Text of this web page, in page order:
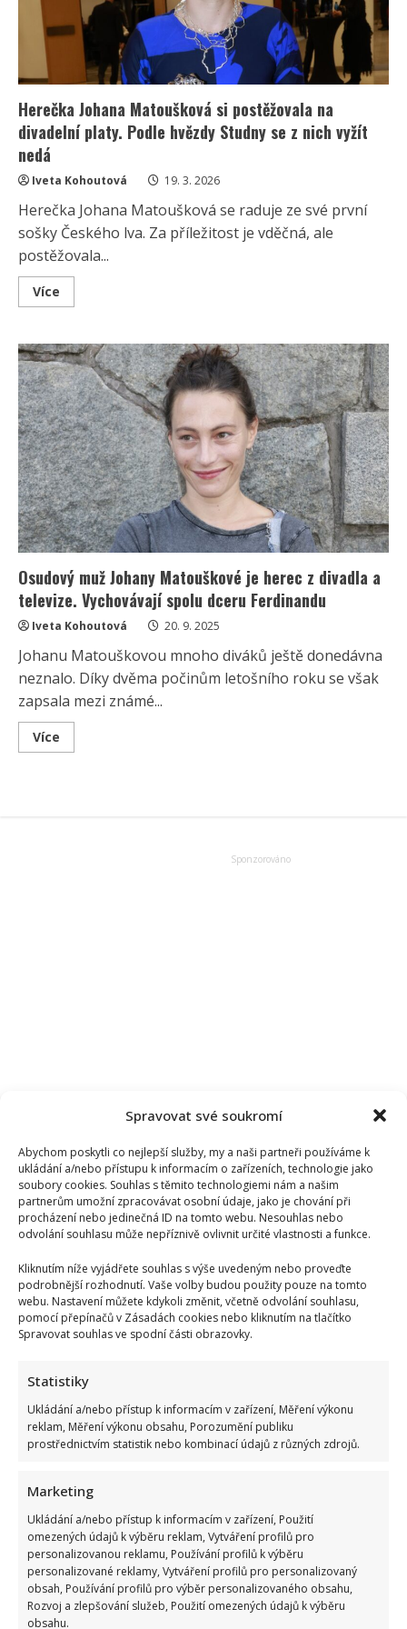
Spravovat své soukromí
Abychom poskytli co nejlepší služby, my a naši partneři používáme k
ukládání a/nebo přístupu k informacím o zařízeních, technologie jako
soubory cookies. Souhlas s těmito technologiemi nám a našim
partnerům umožní zpracovávat osobní údaje, jako je chování při
procházení nebo jedinečná ID na tomto webu. Nesouhlas nebo
odvolání souhlasu může nepříznivě ovlivnit určité vlastnosti a funkce.
Kliknutím níže vyjádřete souhlas s výše uvedeným nebo proveďte
podrobnější rozhodnutí. Vaše volby budou použity pouze na tomto
webu. Nastavení můžete kdykoli změnit, včetně odvolání souhlasu,
pomocí přepínačů v Zásadách cookies nebo kliknutím na tlačítko
Spravovat souhlas ve spodní části obrazovky.
Statistiky
Ukládání a/nebo přístup k informacím v zařízení, Měření výkonu
reklam, Měření výkonu obsahu, Porozumění publiku
prostřednictvím statistik nebo kombinací údajů z různých zdrojů.
Marketing
Ukládání a/nebo přístup k informacím v zařízení, Použití
omezených údajů k výběru reklam, Vytváření profilů pro
personalizovanou reklamu, Používání profilů k výběru
personalizované reklamy, Vytváření profilů pro personalizovaný
obsah, Používání profilů pro výběr personalizovaného obsahu,
Rozvoj a zlepšování služeb, Použití omezených údajů k výběru
obsahu.
Herečka Johana Matoušková si postěžovala na
divadelní platy. Podle hvězdy Studny se z nich vyžít
nedá
Iveta Kohoutová 19. 3. 2026
Herečka Johana Matoušková se raduje ze své první
sošky Českého lva. Za příležitost je vděčná, ale
postěžovala...
Více
more
Johana
Matoušková
si
postěžovala
na
divadelní
platy.
Podle
hvězdy
Studny
se
z
nich
vyžít
nedá
Osudový muž Johany Matouškové je herec z divadla a
televize. Vychovávají spolu dceru Ferdinandu
Iveta Kohoutová 20. 9. 2025
Johanu Matouškovou mnoho diváků ještě donedávna
neznalo. Díky dvěma počinům letošního roku se však
zapsala mezi známé...
Více
more
Fotokvíz o českých hercích: 10 fotografií prověří, kdo zná